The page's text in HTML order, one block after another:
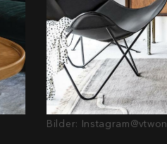
Bilder: